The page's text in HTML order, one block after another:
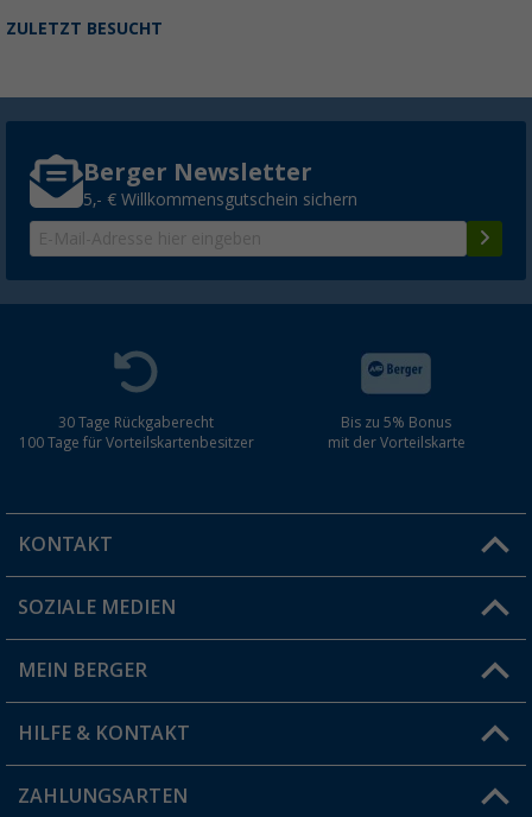
ZULETZT BESUCHT
Berger Newsletter
5,- € Willkommensgutschein sichern
30 Tage Rückgaberecht
100 Tage für Vorteilskartenbesitzer
Bis zu 5% Bonus
mit der Vorteilskarte
KONTAKT
Du hast eine Frage?
Filiale finden
SOZIALE MEDIEN
MEIN BERGER
Vorteilskarte
Blog
HILFE & KONTAKT
FAQ & Kontakt
ZAHLUNGSARTEN